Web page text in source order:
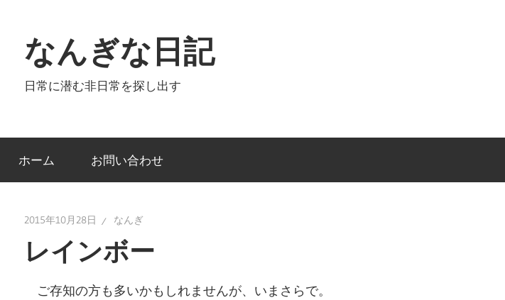
なんぎな日記
日常に潜む非日常を探し出す
ホーム お問い合わせ
2015年10月28日 なんぎ
レインボー
ご存知の方も多いかもしれませんが、いまさらで。